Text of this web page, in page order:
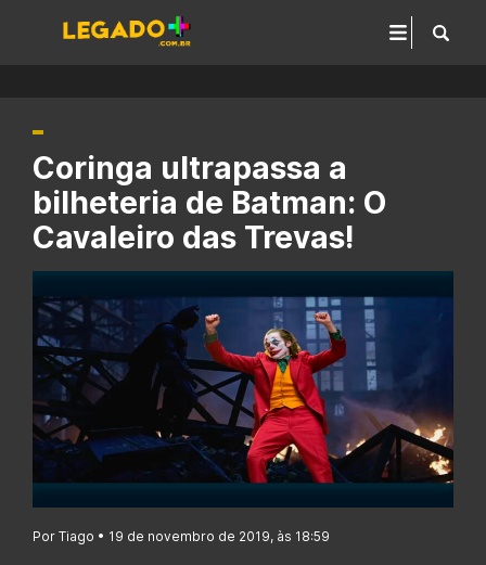
Coringa ultrapassa a
bilheteria de Batman: O
Cavaleiro das Trevas!
Por Tiago • 19 de novembro de 2019, às 18:59